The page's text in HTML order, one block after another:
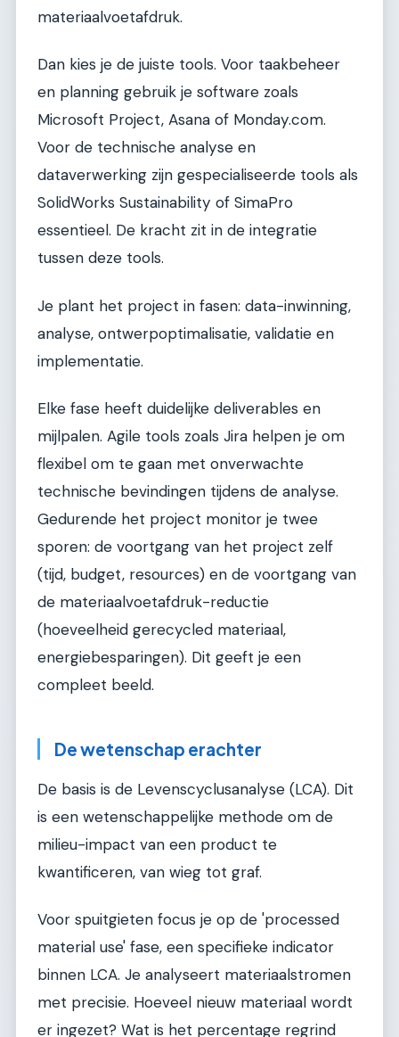
materiaalvoetafdruk.
Dan kies je de juiste tools. Voor taakbeheer
en planning gebruik je software zoals
Microsoft Project, Asana of Monday.com.
Voor de technische analyse en
dataverwerking zijn gespecialiseerde tools als
SolidWorks Sustainability of SimaPro
essentieel. De kracht zit in de integratie
tussen deze tools.
Je plant het project in fasen: data-inwinning,
analyse, ontwerpoptimalisatie, validatie en
implementatie.
Elke fase heeft duidelijke deliverables en
mijlpalen. Agile tools zoals Jira helpen je om
flexibel om te gaan met onverwachte
technische bevindingen tijdens de analyse.
Gedurende het project monitor je twee
sporen: de voortgang van het project zelf
(tijd, budget, resources) en de voortgang van
de materiaalvoetafdruk-reductie
(hoeveelheid gerecycled materiaal,
energiebesparingen). Dit geeft je een
compleet beeld.
De wetenschap erachter
De basis is de Levenscyclusanalyse (LCA). Dit
is een wetenschappelijke methode om de
milieu-impact van een product te
kwantificeren, van wieg tot graf.
Voor spuitgieten focus je op de 'processed
material use' fase, een specifieke indicator
binnen LCA. Je analyseert materiaalstromen
met precisie. Hoeveel nieuw materiaal wordt
er ingezet? Wat is het percentage regrind